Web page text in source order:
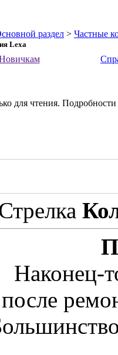
раздел > Частные
Lexa
для чтения.
Наконец-
после